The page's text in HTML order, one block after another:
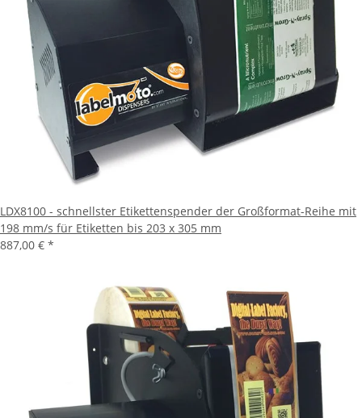
LDX8100 - schnellster Etikettenspender der Großformat-Reihe mit
198 mm/s für Etiketten bis 203 x 305 mm
887,00 € *